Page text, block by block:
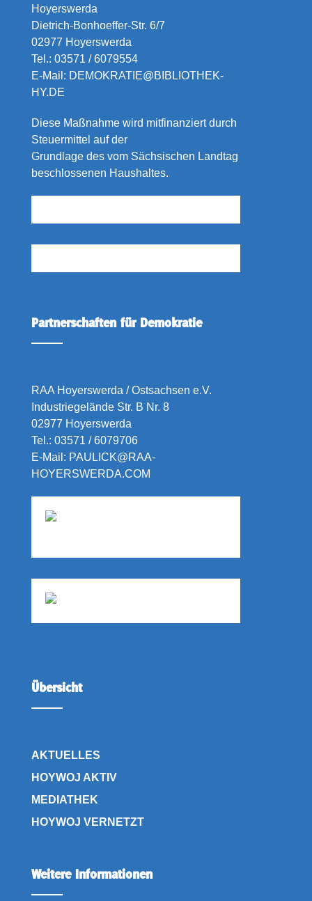
Hoyerswerda
Dietrich-Bonhoeffer-Str. 6/7
02977 Hoyerswerda
Tel.: 03571 / 6079554
E-Mail: DEMOKRATIE@BIBLIOTHEK-
HY.DE
Diese Maßnahme wird mitfinanziert durch
Steuermittel auf der
Grundlage des vom Sächsischen Landtag
beschlossenen Haushaltes.
Partnerschaften für Demokratie
RAA Hoyerswerda / Ostsachsen e.V.
Industriegelände Str. B Nr. 8
02977 Hoyerswerda
Tel.: 03571 / 6079706
E-Mail: PAULICK@RAA-
HOYERSWERDA.COM
Übersicht
AKTUELLES
HOYWOJ AKTIV
MEDIATHEK
HOYWOJ VERNETZT
Weitere Informationen